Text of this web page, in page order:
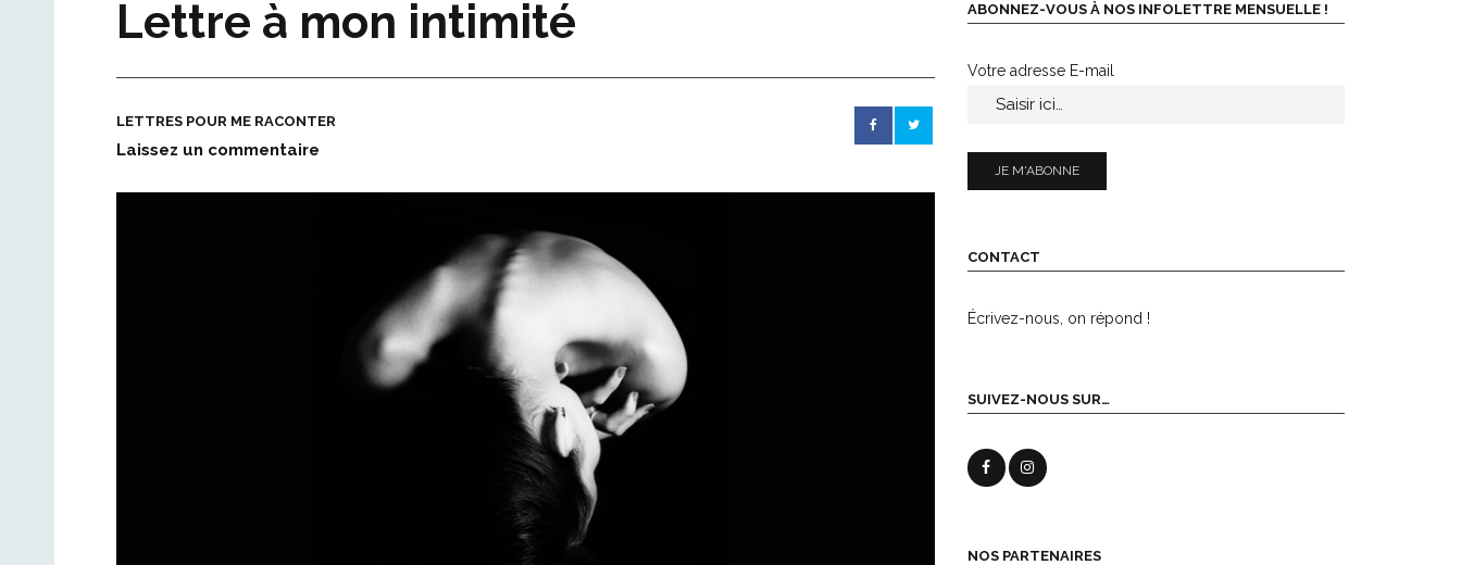
Lettre à mon intimité
LETTRES POUR ME RACONTER
Laissez un commentaire
ABONNEZ-VOUS À NOS INFOLETTRE MENSUELLE !
Votre adresse E-mail
CONTACT
Écrivez-nous, on répond !
SUIVEZ-NOUS SUR…
NOS PARTENAIRES